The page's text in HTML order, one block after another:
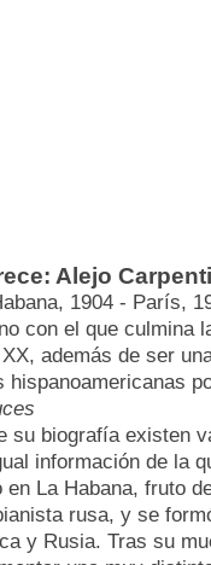
Alejo
1904 - París,
con el que culmina
además de ser
hispanoamericanas
su biografía existen
información de la
en La Habana, fruto
rusa, y se
y Rusia. Tras su